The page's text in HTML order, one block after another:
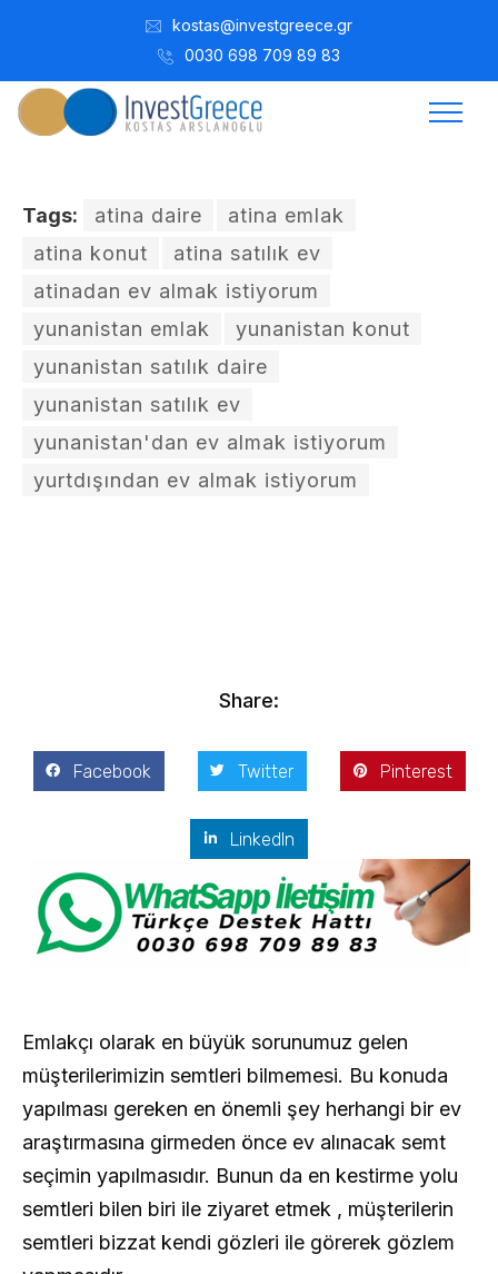
kostas@investgreece.gr
0030 698 709 89 83
Tags: atina daire
atina emlak
atina konut
atina satılık ev
atinadan ev almak istiyorum
yunanistan emlak
yunanistan konut
yunanistan satılık daire
yunanistan satılık ev
yunanistan'dan ev almak istiyorum
yurtdışından ev almak istiyorum
Share:
Facebook Twitter Pinterest
LinkedIn
Emlakçı olarak en büyük sorunumuz gelen
müşterilerimizin semtleri bilmemesi. Bu konuda
yapılması gereken en önemli şey herhangi bir ev
araştırmasına girmeden önce ev alınacak semt
seçimin yapılmasıdır. Bunun da en kestirme yolu
semtleri bilen biri ile ziyaret etmek , müşterilerin
semtleri bizzat kendi gözleri ile görerek gözlem